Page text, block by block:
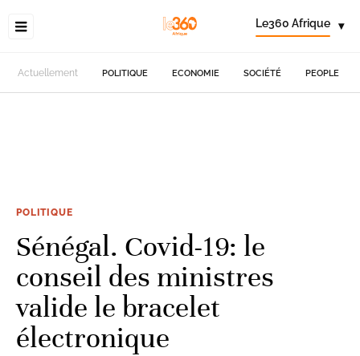
Le360 Afrique ▾
Actuellement POLITIQUE ECONOMIE SOCIÉTÉ PEOPLE
POLITIQUE
Sénégal. Covid-19: le
conseil des ministres
valide le bracelet
électronique